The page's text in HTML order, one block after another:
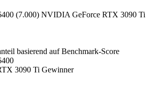
(7.000) NVIDIA GeForce RTX 3090 Ti
basierend auf Benchmark-Score
3090 Ti Gewinner